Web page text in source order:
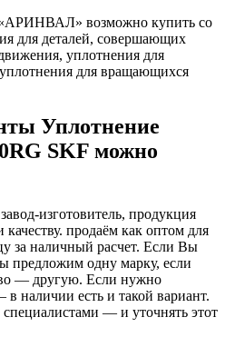
возможно купить со
для деталей, совершающих
уплотнения для
для вращающихся
Уплотнение
SKF можно
изготовитель, продукция
продаём как оптом для
за наличный расчет. Если Вы
одну марку, если
— другую. Если нужно
наличии есть и такой вариант.
— и уточнять этот